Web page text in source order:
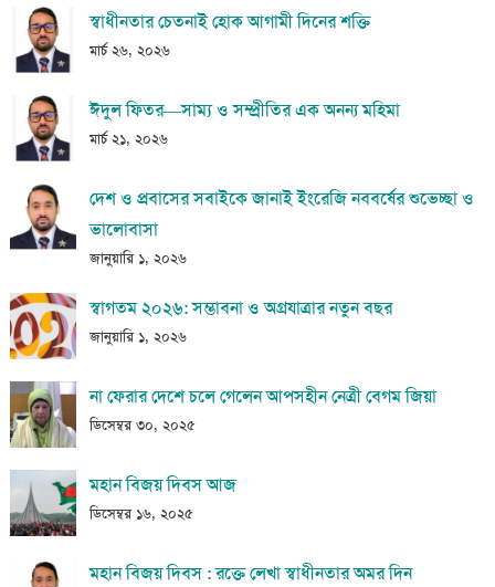
স্বাধীনতার চেতনাই হোক আগামী দিনের শক্তি
মার্চ ২৬, ২০২৬
ঈদুল ফিতর—সাম্য ও সম্প্রীতির এক অনন্য মহিমা
মার্চ ২১, ২০২৬
দেশ ও প্রবাসের সবাইকে জানাই ইংরেজি নববর্ষের শুভেচ্ছা ও
ভালোবাসা
জানুয়ারি ১, ২০২৬
স্বাগতম ২০২৬: সম্ভাবনা ও অগ্রযাত্রার নতুন বছর
জানুয়ারি ১, ২০২৬
না ফেরার দেশে চলে গেলেন আপসহীন নেত্রী বেগম জিয়া
ডিসেম্বর ৩০, ২০২৫
মহান বিজয় দিবস আজ
ডিসেম্বর ১৬, ২০২৫
মহান বিজয় দিবস : রক্তে লেখা স্বাধীনতার অমর দিন